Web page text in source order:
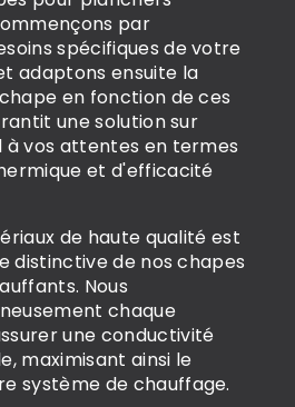
par
spécifiques de votre
adaptons ensuite la
en fonction de ces
une solution sur
à vos attentes en termes
et d'efficacité
de haute qualité est
distinctive de nos chapes
Nous
chaque
une conductivité
maximisant ainsi le
système de chauffage.